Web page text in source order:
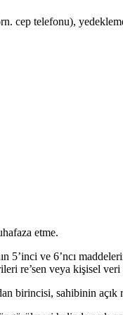
cep telefonu),
etme.
ve 6’ncı
re’sen veya kişisel
birincisi, sahibinin açık